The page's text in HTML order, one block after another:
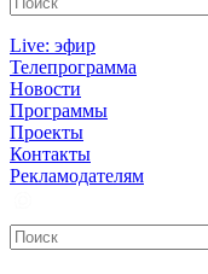
Live: эфир
Телепрограмма
Новости
Программы
Проекты
Контакты
Рекламодателям